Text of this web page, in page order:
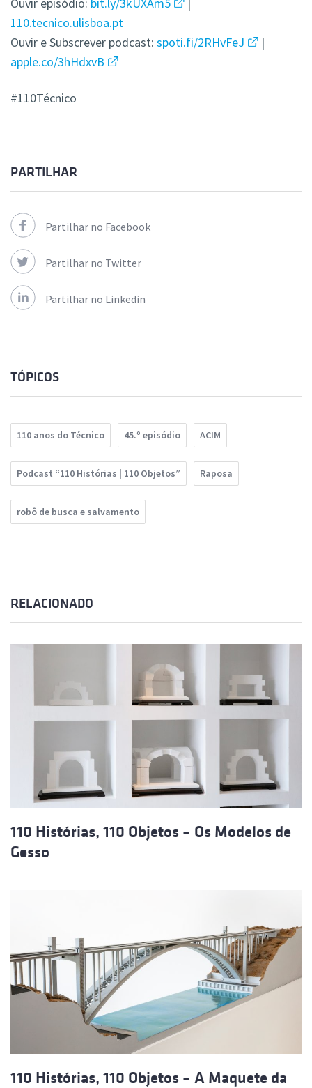
Ouvir episódio: bit.ly/3kUXAm5
|
110.tecnico.ulisboa.pt
Ouvir e Subscrever podcast: spoti.fi/2RHvFeJ
|
apple.co/3hHdxvB
#110Técnico
PARTILHAR
Partilhar no Facebook
Partilhar no Twitter
Partilhar no Linkedin
TÓPICOS
110 anos do Técnico 45.º episódio ACIM
Podcast “110 Histórias | 110 Objetos” Raposa
robô de busca e salvamento
RELACIONADO
110 Histórias, 110 Objetos – Os Modelos de
Gesso
110 Histórias, 110 Objetos – A Maquete da